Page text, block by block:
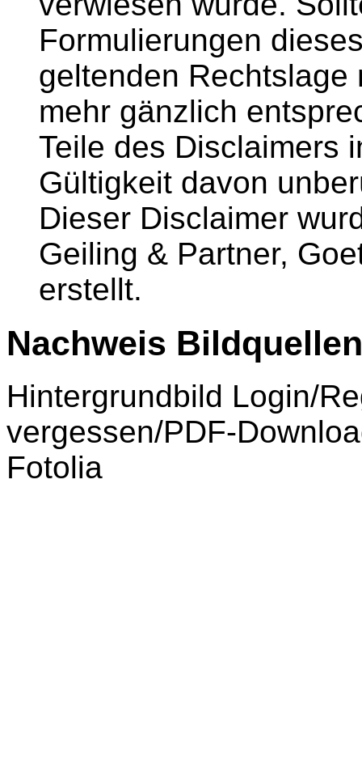
Formulierungen
geltenden
mehr gänzlich
Teile des Disclaimers
Gültigkeit davon
Dieser Disclaimer
Geiling & Partner,
erstellt.
Nachweis
Hintergrundbild Login/
vergessen/PDF-
Fotolia